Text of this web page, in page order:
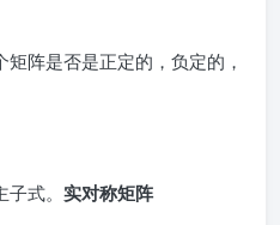
阵是否是正定的，负定的，
式。 实对称矩阵